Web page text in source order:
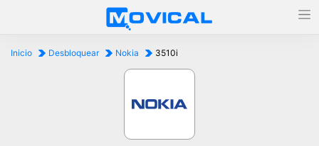
Inicio Desbloquear Nokia 3510i